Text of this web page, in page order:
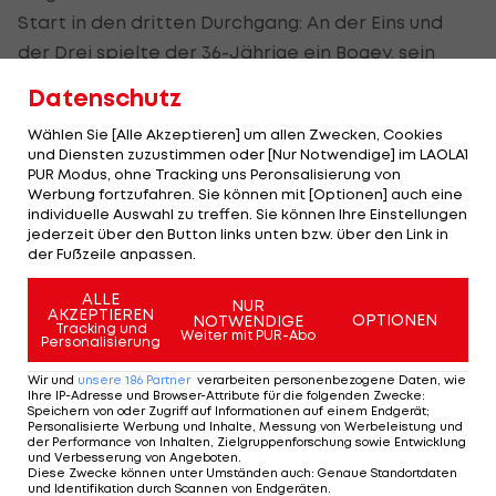
Start in den dritten Durchgang: An der Eins und
der Drei spielte der 36-Jährige ein Bogey, sein
auch sein langes Spiel war nicht so präzise wie an
den Vortagen.
Kein Wutausbruch bei Woods
Mit Schimpfworten hielt sich der Kalifornier aber
zurück, nachdem ein Wutausbruch mit
geschmacklosen Vokabeln am Vortag für reichlich
Wirbel in der Presse geführt hatte.
Wie immer folgten der ehemaligen Nummer eins
der Welt tausende von Zuschauern über die
Runde, insgesamt kamen am Samstag 37.800.
Wenn Woods nach der enttäuschenden Par-Runde
Datenschutz
Wählen Sie [Alle Akzeptieren] um allen Zwecken, Cookies
und Diensten zuzustimmen oder [Nur Notwendige] im LAOLA1
PUR Modus, ohne Tracking uns Peronsalisierung von
Werbung fortzufahren. Sie können mit [Optionen] auch eine
individuelle Auswahl zu treffen. Sie können Ihre Einstellungen
jederzeit über den Button links unten bzw. über den Link in
der Fußzeile anpassen.
ALLE
AKZEPTIEREN
Tracking und
Personalisierung
NUR
NOTWENDIGE
Weiter mit PUR-Abo
OPTIONEN
Wir und unsere 186 Partner verarbeiten personenbezogene Daten, wie
Ihre IP-Adresse und Browser-Attribute für die folgenden Zwecke:
Speichern von oder Zugriff auf Informationen auf einem Endgerät;
Personalisierte Werbung und Inhalte, Messung von Werbeleistung und
der Performance von Inhalten, Zielgruppenforschung sowie Entwicklung
und Verbesserung von Angeboten
Diese Zwecke können unter Umständen auch: Genaue Standortdaten
und Identifikation durch Scannen von Endgeräten